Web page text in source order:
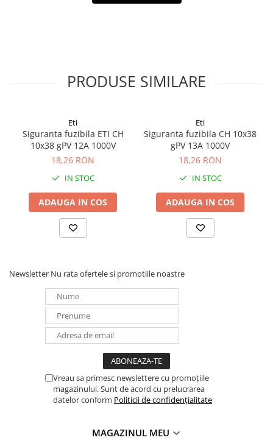
UPS pentru centrale termice si
sisteme de urgenta - acumulator
Stabilizatoare Tensiune
PDUs unitati de distributie a
energiei electrice
Cabinete baterii
Acumulatori UPS
Drumetii / Camping
Frigidere portabile
Panouri portabile
Racire/Incalzire
Statii energie portabile
Intrerupatoare si prize
Dulapuri pentru cablare
structurata
PRODUSE SIMILARE
Eti
Siguranta fuzibila ETI CH
10x38 gPV 12A 1000V
18,26 RON
IN STOC
ADAUGA IN COS
Eti
Siguranta fuzibila CH 10x38
gPV 13A 1000V
18,26 RON
IN STOC
ADAUGA IN COS
Newsletter Nu rata ofertele si promotiile noastre
Vreau sa primesc newslettere cu promoțiile
magazinului. Sunt de acord cu prelucrarea
datelor conform Politicii de confidențialitate
MAGAZINUL MEU